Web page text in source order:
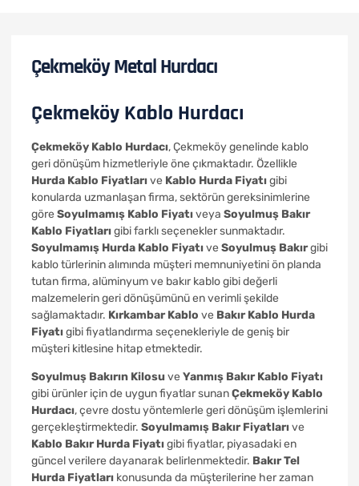
Çekmeköy Metal Hurdacı
Çekmeköy Kablo Hurdacı
Çekmeköy Kablo Hurdacı, Çekmeköy genelinde kablo
geri dönüşüm hizmetleriyle öne çıkmaktadır. Özellikle
Hurda Kablo Fiyatlarıve Kablo Hurda Fiyatıgibi
konularda uzmanlaşan firma, sektörün gereksinimlerine
göre Soyulmamış Kablo Fiyatıveya Soyulmuş Bakır
Kablo Fiyatlarıgibi farklı seçenekler sunmaktadır.
Soyulmamış Hurda Kablo Fiyatıve Soyulmuş Bakırgibi
kablo türlerinin alımında müşteri memnuniyetini ön planda
tutan firma, alüminyum ve bakır kablo gibi değerli
malzemelerin geri dönüşümünü en verimli şekilde
sağlamaktadır. Kırkambar Kablo ve Bakır Kablo Hurda
Fiyatıgibi fiyatlandırma seçenekleriyle de geniş bir
müşteri kitlesine hitap etmektedir.
Soyulmuş Bakırın Kilosuve Yanmış Bakır Kablo Fiyatı
gibi ürünler için de uygun fiyatlar sunanÇekmeköy Kablo
Hurdacı, çevre dostu yöntemlerle geri dönüşüm işlemlerini
gerçekleştirmektedir. Soyulmamış Bakır Fiyatlarıve
Kablo Bakır Hurda Fiyatıgibi fiyatlar, piyasadaki en
güncel verilere dayanarak belirlenmektedir. Bakır Tel
Hurda Fiyatları konusunda da müşterilerine her zaman